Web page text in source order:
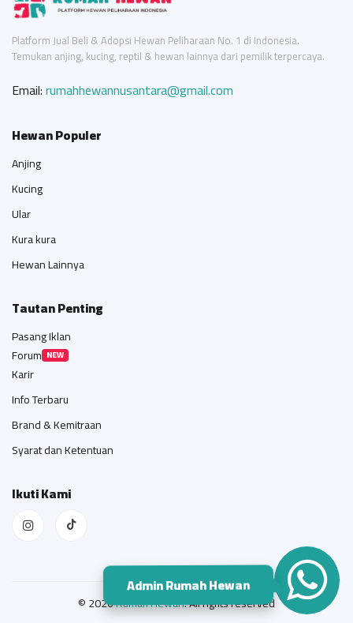
Admin Rumah Hewan
Platform Jual Beli & Adopsi Hewan Peliharaan No. 1 di Indonesia.
Temukan anjing, kucing, reptil & hewan lainnya dari pemilik terpercaya.
Email:rumahhewannusantara@gmail.com
Hewan Populer
Anjing
Kucing
Ular
Kura kura
Hewan Lainnya
Tautan Penting
Pasang Iklan
Forum NEW
Karir
Info Terbaru
Brand & Kemitraan
Syarat dan Ketentuan
Ikuti Kami
© 2026Rumah Hewan. All rights reserved